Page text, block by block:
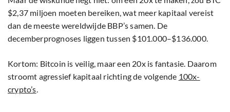
$2,37 miljoen moeten bereiken, wat meer kapitaal vereist
dan de meeste wereldwijde BBP’s samen. De
decemberprognoses liggen tussen $101.000–$136.000.
Kortom: Bitcoin is veilig, maar een 20x is fantasie. Daarom
stroomt agressief kapitaal richting de volgende 100x-
crypto’s.